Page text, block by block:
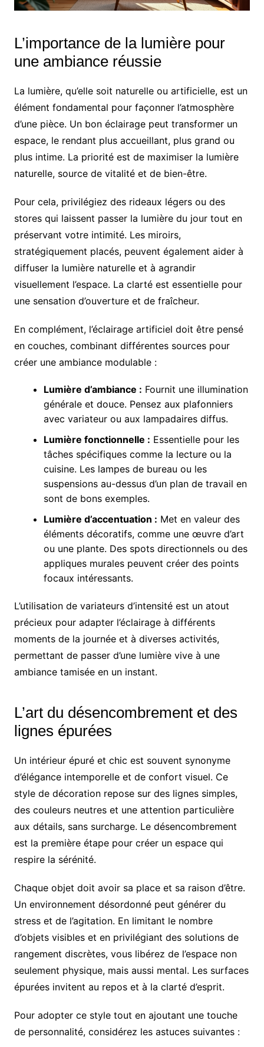
L’importance de la lumière pour
une ambiance réussie
La lumière, qu’elle soit naturelle ou artificielle, est un
élément fondamental pour façonner l’atmosphère
d’une pièce. Un bon éclairage peut transformer un
espace, le rendant plus accueillant, plus grand ou
plus intime. La priorité est de maximiser la lumière
naturelle, source de vitalité et de bien-être.
Pour cela, privilégiez des rideaux légers ou des
stores qui laissent passer la lumière du jour tout en
préservant votre intimité. Les miroirs,
stratégiquement placés, peuvent également aider à
diffuser la lumière naturelle et à agrandir
visuellement l’espace. La clarté est essentielle pour
une sensation d’ouverture et de fraîcheur.
En complément, l’éclairage artificiel doit être pensé
en couches, combinant différentes sources pour
créer une ambiance modulable :
Lumière d’ambiance : Fournit une illumination
générale et douce. Pensez aux plafonniers
avec variateur ou aux lampadaires diffus.
Lumière fonctionnelle : Essentielle pour les
tâches spécifiques comme la lecture ou la
cuisine. Les lampes de bureau ou les
suspensions au-dessus d’un plan de travail en
sont de bons exemples.
Lumière d’accentuation : Met en valeur des
éléments décoratifs, comme une œuvre d’art
ou une plante. Des spots directionnels ou des
appliques murales peuvent créer des points
focaux intéressants.
L’utilisation de variateurs d’intensité est un atout
précieux pour adapter l’éclairage à différents
moments de la journée et à diverses activités,
permettant de passer d’une lumière vive à une
ambiance tamisée en un instant.
L’art du désencombrement et des
lignes épurées
Un intérieur épuré et chic est souvent synonyme
d’élégance intemporelle et de confort visuel. Ce
style de décoration repose sur des lignes simples,
des couleurs neutres et une attention particulière
aux détails, sans surcharge. Le désencombrement
est la première étape pour créer un espace qui
respire la sérénité.
Chaque objet doit avoir sa place et sa raison d’être.
Un environnement désordonné peut générer du
stress et de l’agitation. En limitant le nombre
d’objets visibles et en privilégiant des solutions de
rangement discrètes, vous libérez de l’espace non
seulement physique, mais aussi mental. Les surfaces
épurées invitent au repos et à la clarté d’esprit.
Pour adopter ce style tout en ajoutant une touche
de personnalité, considérez les astuces suivantes :